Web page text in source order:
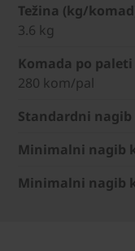
Težina (kg/
3.6 kg
Komada po paleti
280 kom/pal
Standardni nagib
Minimalni nagib
Minimalni nagib